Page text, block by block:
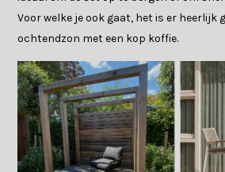
Voor welke je ook gaat, het is er heerlijk
ochtendzon met een kop koffie.